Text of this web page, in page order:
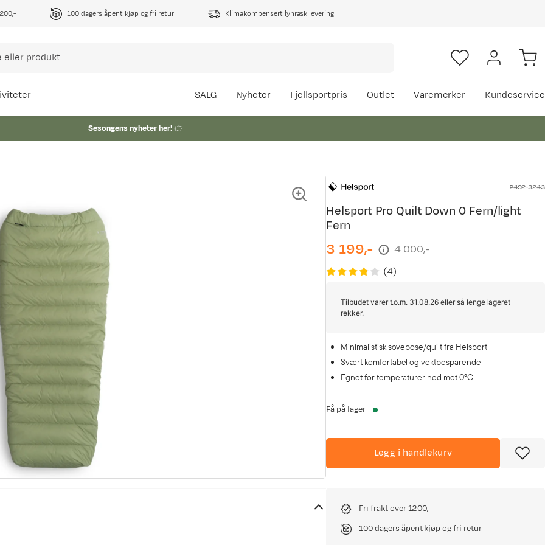
100 dagers åpent kjøp og fri retur Klimakompensert lynrask levering
SALG Nyheter Fjellsportpris Outlet Varemerker Kundeservice
Sesongens nyheter her!👉
P492-3243
Helsport Pro Quilt Down 0 Fern/light
Fern
discounted
price
3 199,-
original
price
4 000,-
(4)
Tilbudet varer t.o.m. 31.08.26 eller så lenge lageret
rekker.
Minimalistisk sovepose/quilt fra Helsport
Svært komfortabel og vektbesparende
Egnet for temperaturer ned mot 0°C
Få på lager
Legg i handlekurv
Fri frakt over 1200,-
100 dagers åpent kjøp og fri retur